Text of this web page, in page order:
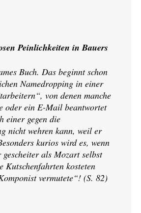
Peinlichkeiten in Bauers
Buch. Das beginnt schon
Namedropping in einer
von denen manche
oder ein E-Mail beantwortet
einer gegen die
nicht wehren kann, weil er
kurios wird es, wenn
als Mozart selbst
Kutschenfahrten kosteten
vermutete“! (S. 82)